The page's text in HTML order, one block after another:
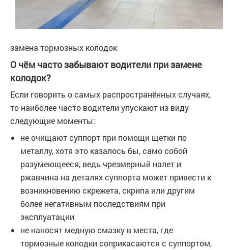
замена тормозных колодок
О чём часто забывают водители при замене
колодок?
Если говорить о самых распространённых случаях,
то наиболее часто водители упускают из виду
следующие моменты:
не очищают суппорт при помощи щетки по
металлу, хотя это казалось бы, само собой
разумеющееся, ведь чрезмерный налет и
ржавчина на деталях суппорта может привести к
возникновению скрежета, скрипа или другим
более негативным последствиям при
эксплуатации
не наносят медную смазку в места, где
тормозные колодки соприкасаются с суппортом,